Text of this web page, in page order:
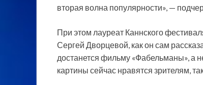
вторая волна популярности», —
При этом лауреат Каннского
Сергей Дворцевой, как он сам
достанется фильму «Фабельманы», а
картины сейчас нравятся зрителям,